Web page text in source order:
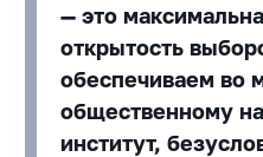
— это
открытость
обеспечиваем во
общественному
институт,